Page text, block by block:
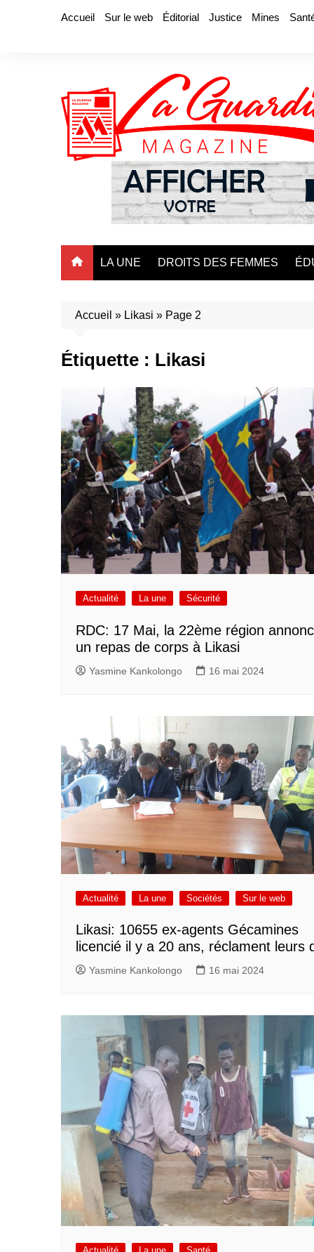
Accueil Sur le web Éditorial Justice Mines
LA UNE DROITS DES FEMMES
Accueil » Likasi » Page 2
Étiquette : Likasi
Actualité La une Sécurité
RDC: 17 Mai, la 22ème région
un repas de corps à Likasi
Yasmine Kankolongo 16 mai 2024
Actualité La une Sociétés Sur le web
Likasi: 10655 ex-agents Gécamines
licencié il y a 20 ans, réclament leurs
Yasmine Kankolongo 16 mai 2024